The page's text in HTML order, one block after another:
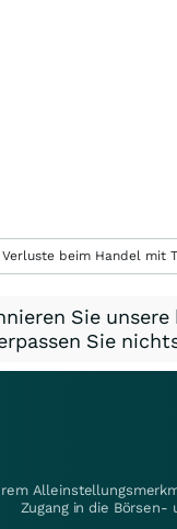
beim Handel
Sie
Sie
Zugang in die